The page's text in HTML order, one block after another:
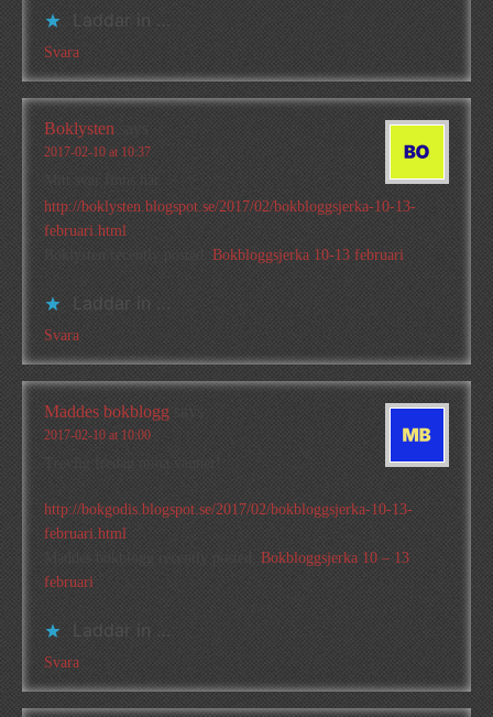
Laddar in …
Svara
Boklysten
2017-02-10 at 10:37
http://boklysten.blogspot.se/2017/02/bokbloggsjerka-10-13-
februari.html
Bokbloggsjerka 10-13 februari
Laddar in …
Svara
Maddes bokblogg
2017-02-10 at 10:00
http://bokgodis.blogspot.se/2017/02/bokbloggsjerka-10-13-
februari.html
Bokbloggsjerka 10 – 13
februari
Laddar in …
Svara